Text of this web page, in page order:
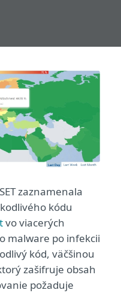
zaznamenala
kódu
vo viacerých
malware po infekcii
kód, väčšinou
zašifruje obsah
požaduje